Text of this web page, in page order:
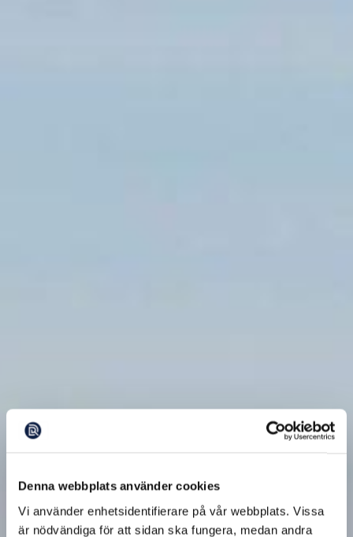
Denna webbplats använder cookies
Vi använder enhetsidentifierare på vår webbplats. Vissa
är nödvändiga för att sidan ska fungera, medan andra